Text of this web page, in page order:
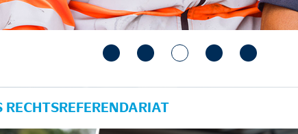
RECHTSREFERENDARIAT